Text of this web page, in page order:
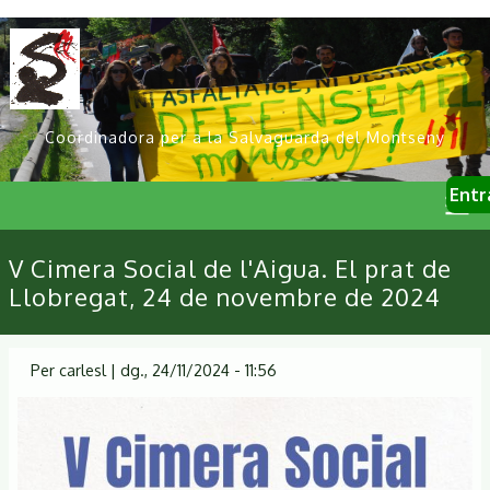
Vés
al
contingut
Coordinadora per a la Salvaguarda del Montseny
User
Primary
links
V Cimera Social de l'Aigua. El prat de
Llobregat, 24 de novembre de 2024
Per carlesl | dg., 24/11/2024 - 11:56